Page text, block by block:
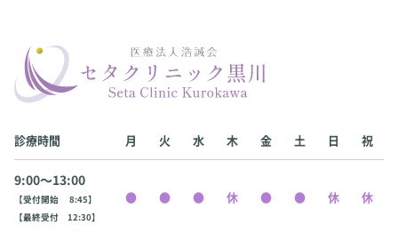
診療時間 月 火 水 木 金 土 日 祝
9:00〜13:00
【受付開始 8:45】
【最終受付 12:30】